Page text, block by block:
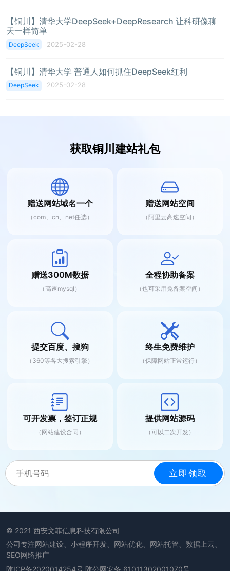
【铜川】清华大学DeepSeek+DeepResearch 让科研像聊
天一样简单
DeepSeek 2025-02-28
【铜川】清华大学 普通人如何抓住DeepSeek红利
DeepSeek 2025-02-28
获取铜川建站礼包
赠送网站域名一个
（com、cn、net任选）
赠送网站空间
（阿里云高速空间）
赠送300M数据
（高速mysql）
全程协助备案
（也可采用免备案空间）
提交百度、搜狗
（360等各大搜索引擎）
终生免费维护
（保障网站正常运行）
可开发票，签订正规
（网站建设合同）
提供网站源码
（可以二次开发）
© 2021 西安文菲信息科技有限公司
公司专注网站建设、小程序开发、网站优化、网站托管、数据上云、
SEO网络推广